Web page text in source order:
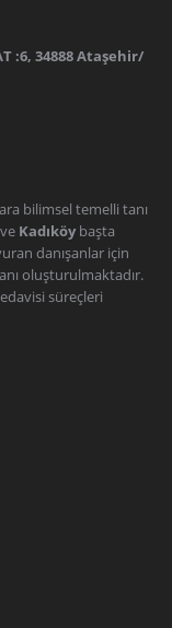
:6, 34888 Ataşehir/
bilimsel temelli tanı
ve Kadıköy başta
danışanlar için
oluşturulmaktadır.
süreçleri